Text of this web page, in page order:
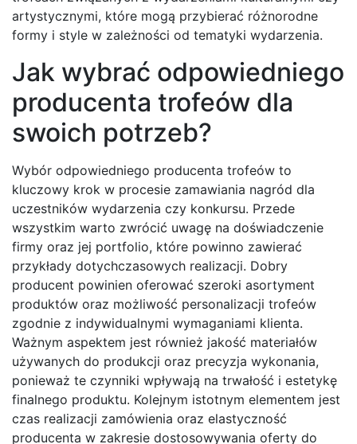
artystycznymi, które mogą przybierać różnorodne
formy i style w zależności od tematyki wydarzenia.
Jak wybrać odpowiedniego
producenta trofeów dla
swoich potrzeb?
Wybór odpowiedniego producenta trofeów to
kluczowy krok w procesie zamawiania nagród dla
uczestników wydarzenia czy konkursu. Przede
wszystkim warto zwrócić uwagę na doświadczenie
firmy oraz jej portfolio, które powinno zawierać
przykłady dotychczasowych realizacji. Dobry
producent powinien oferować szeroki asortyment
produktów oraz możliwość personalizacji trofeów
zgodnie z indywidualnymi wymaganiami klienta.
Ważnym aspektem jest również jakość materiałów
używanych do produkcji oraz precyzja wykonania,
ponieważ te czynniki wpływają na trwałość i estetykę
finalnego produktu. Kolejnym istotnym elementem jest
czas realizacji zamówienia oraz elastyczność
producenta w zakresie dostosowywania oferty do